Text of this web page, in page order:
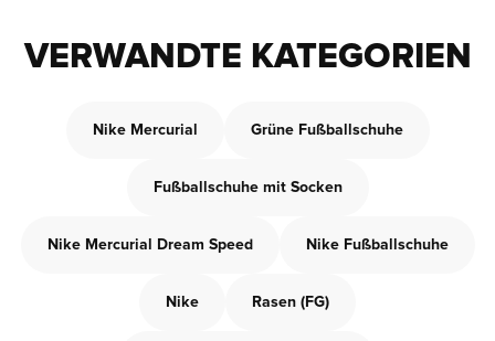
VERWANDTE KATEGORIEN
Nike Mercurial Grüne Fußballschuhe
Fußballschuhe mit Socken
Nike Mercurial Dream Speed Nike Fußballschuhe
Nike Rasen (FG)